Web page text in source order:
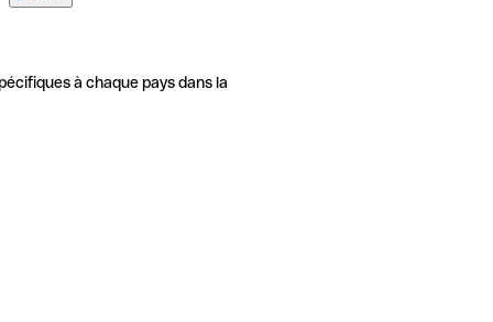
à chaque pays dans la